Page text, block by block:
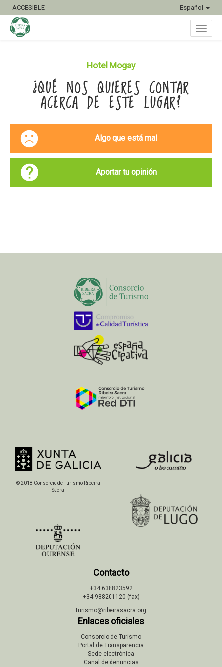
ACCESIBLE Español
Hotel Mogay
¿QUÉ NOS QUIERES CONTAR
ACERCA DE ESTE LUGAR?
Algo que está mal
Aportar tu opinión
© 2018 Consorcio de Turismo Ribeira
Sacra
Contacto
+34 638823592
+34 988201120 (fax)
turismo@ribeirasacra.org
Enlaces oficiales
Consorcio de Turismo
Portal de Transparencia
Sede electrónica
Canal de denuncias